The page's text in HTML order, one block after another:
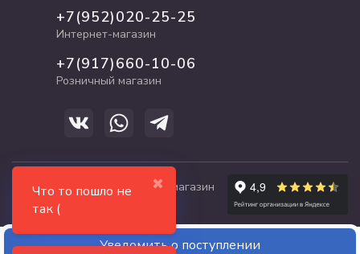
✖
Что то пошло не
так (
Уведомить о поступлении
График работы
Полезные статьи
Для кошек
Для собак
Для грызунов
Для рыб и рептилий
+7(952)020-25-25
Интернет-магазин
+7(917)660-10-06
Розничный магазин
© 2017-2026 zooshop21.ru - магазин
зоотоваров в Чебоксарах